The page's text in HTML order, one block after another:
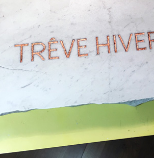
Actions
Documentation
Visites d'ateliers
Production vidéo